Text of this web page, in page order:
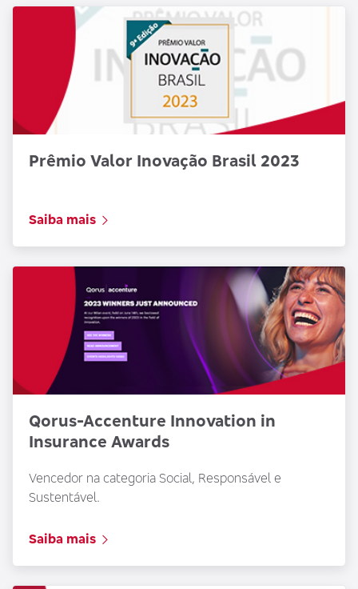
Prêmio Valor Inovação Brasil 2023
Saiba mais
Qorus-Accenture Innovation in
Insurance Awards
Vencedor na categoria Social, Responsável e
Sustentável.
Saiba mais